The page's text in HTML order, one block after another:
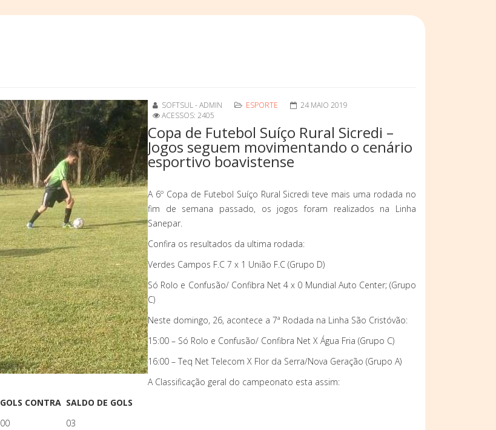
SOFTSUL - ADMIN ESPORTE
24 MAIO 2019
ACESSOS: 2405
Copa de Futebol Suíço Rural Sicredi –
Jogos seguem movimentando o cenário
esportivo boavistense
A 6º Copa de Futebol Suíço Rural Sicredi teve mais uma rodada no
fim de semana passado, os jogos foram realizados na Linha
Sanepar.
Confira os resultados da ultima rodada:
Verdes Campos F.C 7 x 1 União F.C (Grupo D)
Só Rolo e Confusão/ Confibra Net 4 x 0 Mundial Auto Center; (Grupo
C)
Neste domingo, 26, acontece a 7ª Rodada na Linha São Cristóvão:
15:00 – Só Rolo e Confusão/ Confibra Net X Água Fria (Grupo C)
16:00 – Teq Net Telecom X Flor da Serra/Nova Geração (Grupo A)
A Classificação geral do campeonato esta assim:
GOLS CONTRA SALDO DE GOLS
00
03